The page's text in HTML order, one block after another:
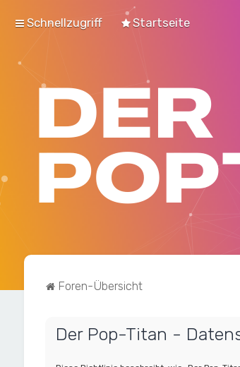
Schnellzugriff Startseite
Foren-Übersicht
Der Pop-Titan -